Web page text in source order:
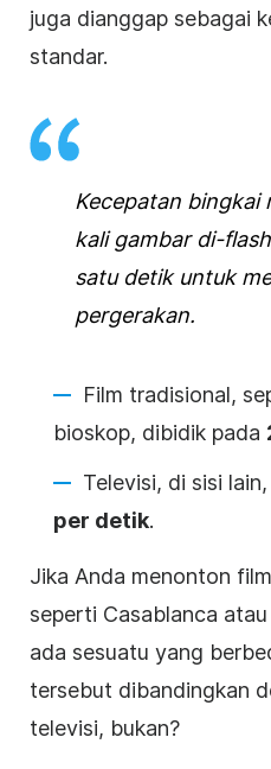
juga dianggap sebagai
standar.
Kecepatan bingkai
kali gambar di-
satu detik untuk
pergerakan.
Film tradisional,
bioskop, dibidik pada
Televisi, di sisi
per detik.
Jika Anda menonton
seperti Casablanca
ada sesuatu yang
tersebut dibandingkan
televisi, bukan?